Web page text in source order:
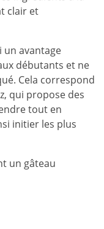
clair et
un avantage
débutants et ne
Cela correspond
qui propose des
tout en
initier les plus